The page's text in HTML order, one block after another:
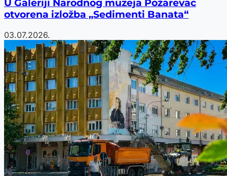
U Galeriji Narodnog muzeja Požarevac
otvorena izložba „Sedimenti Banata“
03.07.2026.